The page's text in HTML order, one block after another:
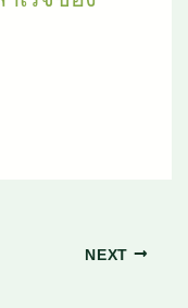
NEXT